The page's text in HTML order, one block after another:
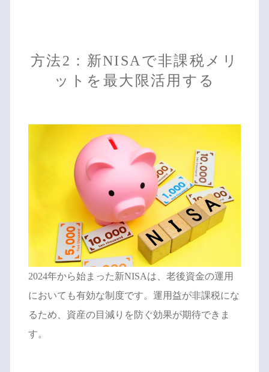
方法2：新NISAで非課税メリ
ットを最大限活用する
2024年から始まった新NISAは、老後資金の運用
においても有効な制度です。運用益が非課税にな
るため、資産の目減りを防ぐ効果が期待できま
す。